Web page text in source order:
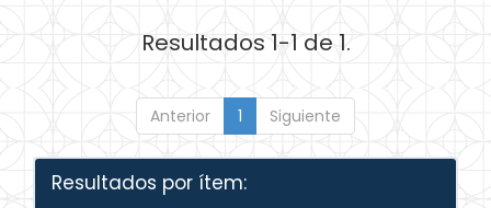
Resultados 1-1 de 1.
Anterior 1 Siguiente
Resultados por ítem: